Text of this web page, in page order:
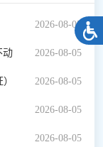
2026-08-05
2026-08-05
动
2026-08-05
2026-08-05
2026-08-05